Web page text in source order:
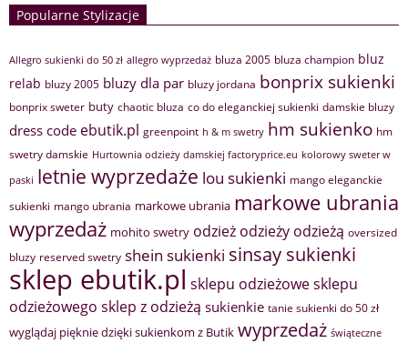
Popularne Stylizacje
Allegro sukienki do 50 zł allegro wyprzedaż bluza 2005 bluza champion bluz
relab bluzy 2005 bluzy dla par bluzy jordana bonprix sukienki
bonprix sweter buty chaotic bluza co do eleganckiej sukienki damskie bluzy
dress code ebutik.pl greenpoint h & m swetry hm sukienko hm
swetry damskie Hurtownia odzieży damskiej factoryprice.eu kolorowy sweter w
paski letnie wyprzedaże lou sukienki mango eleganckie
sukienki mango ubrania markowe ubrania markowe ubrania
wyprzedaż mohito swetry odzież odzieży odzieżą oversized
bluzy reserved swetry shein sukienki sinsay sukienki
sklep ebutik.pl sklepu odzieżowesklepu
odzieżowego sklep z odzieżą sukienkie tanie sukienki do 50 zł
wyglądaj pięknie dzięki sukienkom z Butik wyprzedaż świąteczne